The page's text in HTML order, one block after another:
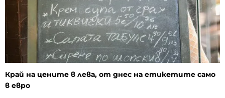
Край на цените в лева, от днес на етикетите само
в евро